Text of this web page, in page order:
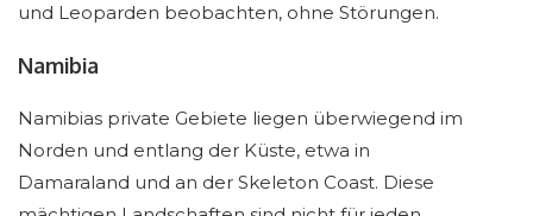
und Leoparden beobachten, ohne Störungen.
Namibia
Namibias private Gebiete liegen überwiegend im
Norden und entlang der Küste, etwa in
Damaraland und an der Skeleton Coast. Diese